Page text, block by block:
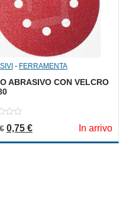
- FERRAMENTA
ABRASIVO CON VELCRO
Il prezzo originale era: 1,50 €.
0,75 €Il prezzo attuale è: 0,75 €.
In arrivo